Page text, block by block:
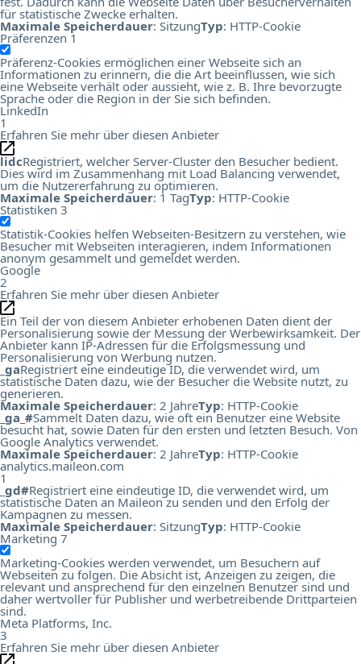
für statistische Zwecke erhalten.
Maximale Speicherdauer: SitzungTyp: HTTP-Cookie
Präferenzen 1
Präferenz-Cookies ermöglichen einer Webseite sich an
Informationen zu erinnern, die die Art beeinflussen, wie sich
eine Webseite verhält oder aussieht, wie z. B. Ihre bevorzugte
Sprache oder die Region in der Sie sich befinden.
LinkedIn
1
Erfahren Sie mehr über diesen Anbieter
lidcRegistriert, welcher Server-Cluster den Besucher bedient.
Dies wird im Zusammenhang mit Load Balancing verwendet,
um die Nutzererfahrung zu optimieren.
Maximale Speicherdauer: 1 TagTyp: HTTP-Cookie
Statistiken 3
Statistik-Cookies helfen Webseiten-Besitzern zu verstehen, wie
Besucher mit Webseiten interagieren, indem Informationen
anonym gesammelt und gemeldet werden.
Google
2
Erfahren Sie mehr über diesen Anbieter
Ein Teil der von diesem Anbieter erhobenen Daten dient der
Personalisierung sowie der Messung der Werbewirksamkeit. Der
Anbieter kann IP-Adressen für die Erfolgsmessung und
Personalisierung von Werbung nutzen.
_gaRegistriert eine eindeutige ID, die verwendet wird, um
statistische Daten dazu, wie der Besucher die Website nutzt, zu
generieren.
Maximale Speicherdauer: 2 JahreTyp: HTTP-Cookie
_ga_#Sammelt Daten dazu, wie oft ein Benutzer eine Website
besucht hat, sowie Daten für den ersten und letzten Besuch. Von
Google Analytics verwendet.
Maximale Speicherdauer: 2 JahreTyp: HTTP-Cookie
analytics.maileon.com
1
_gd#Registriert eine eindeutige ID, die verwendet wird, um
statistische Daten an Maileon zu senden und den Erfolg der
Kampagnen zu messen.
Maximale Speicherdauer: SitzungTyp: HTTP-Cookie
Marketing 7
Marketing-Cookies werden verwendet, um Besuchern auf
Webseiten zu folgen. Die Absicht ist, Anzeigen zu zeigen, die
relevant und ansprechend für den einzelnen Benutzer sind und
daher wertvoller für Publisher und werbetreibende Drittparteien
sind.
Meta Platforms, Inc.
3
Erfahren Sie mehr über diesen Anbieter